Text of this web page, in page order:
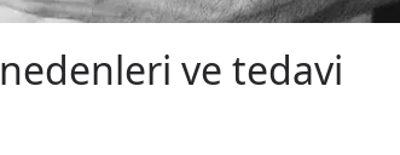
nedenleri ve tedavi